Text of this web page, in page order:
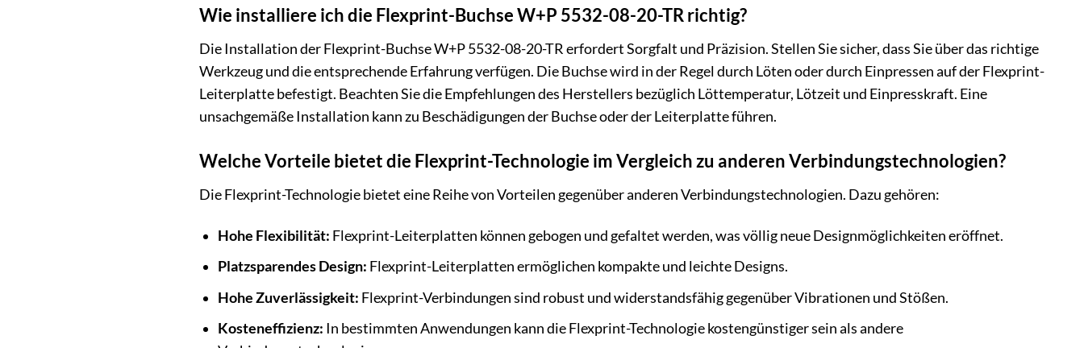
Wie installiere ich die Flexprint-Buchse W+P 5532-08-20-TR richtig?
Die Installation der Flexprint-Buchse W+P 5532-08-20-TR erfordert Sorgfalt und Präzision. Stellen Sie sicher, dass Sie über das richtige
Werkzeug und die entsprechende Erfahrung verfügen. Die Buchse wird in der Regel durch Löten oder durch Einpressen auf der Flexprint-
Leiterplatte befestigt. Beachten Sie die Empfehlungen des Herstellers bezüglich Löttemperatur, Lötzeit und Einpresskraft. Eine
unsachgemäße Installation kann zu Beschädigungen der Buchse oder der Leiterplatte führen.
Welche Vorteile bietet die Flexprint-Technologie im Vergleich zu anderen Verbindungstechnologien?
Die Flexprint-Technologie bietet eine Reihe von Vorteilen gegenüber anderen Verbindungstechnologien. Dazu gehören:
Hohe Flexibilität: Flexprint-Leiterplatten können gebogen und gefaltet werden, was völlig neue Designmöglichkeiten eröffnet.
Platzsparendes Design: Flexprint-Leiterplatten ermöglichen kompakte und leichte Designs.
Hohe Zuverlässigkeit: Flexprint-Verbindungen sind robust und widerstandsfähig gegenüber Vibrationen und Stößen.
Kosteneffizienz: In bestimmten Anwendungen kann die Flexprint-Technologie kostengünstiger sein als andere